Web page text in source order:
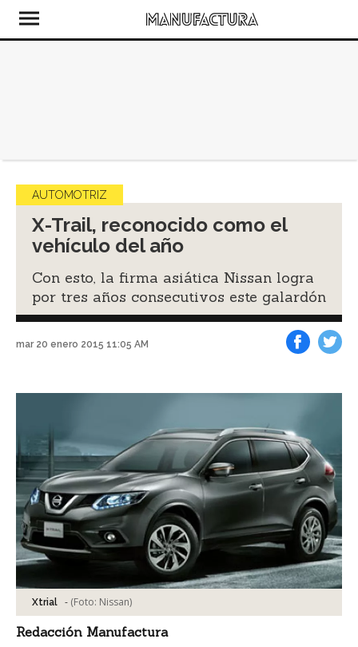
AUTOMOTRIZ
X-Trail, reconocido como el
vehículo del año
Con esto, la firma asiática Nissan logra
por tres años consecutivos este galardón
mar 20 enero 2015 11:05 AM
Xtrial - (Foto: Nissan)
Redacción Manufactura